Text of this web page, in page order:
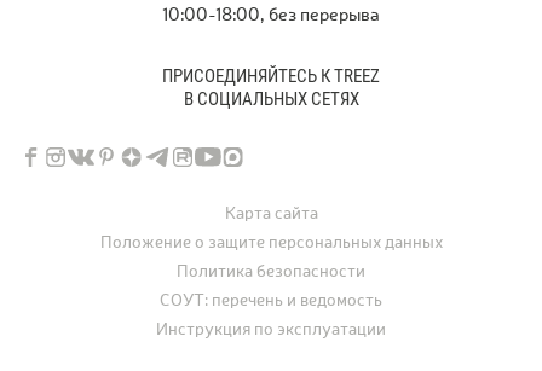
10:00-18:00, без перерыва
ПРИСОЕДИНЯЙТЕСЬ К TREEZ
В СОЦИАЛЬНЫХ СЕТЯХ
Карта сайта
Положение о защите персональных данных
Политика безопасности
СОУТ: перечень и ведомость
Инструкция по эксплуатации